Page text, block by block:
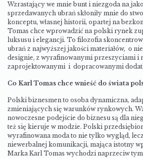
Wzrastający we mnie bunt i niezgoda na
sprzedawanych ubrań skłoniły mnie do
konceptu, własnej historii, opartej na
Tomas chce wprowadzić na polski rynek
luksusu i elegancji. To filozofia
ubrań z najwyższej jakości materiałów, o
designie, z wyrafinowanymi przeszyciami i
zaprojektowanymi i dopracowanymi
Co Karl Tomas chce wnieść do świata
Polski biznesmen to osoba dynamiczna,
zmieniających się warunków rynkowych.
nowoczesne podejście do biznesu są dla
też się kieruje w modzie. Polski
wyrafinowana moda to nie tylko wygląd,
niewerbalnej komunikacji, mająca istotny
Marka Karl Tomas wychodzi naprzeciw